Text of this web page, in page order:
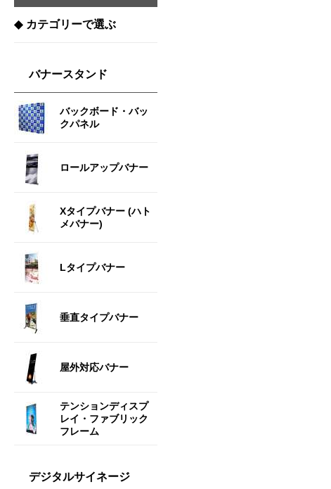
◆ カテゴリーで選ぶ
バナースタンド
バックボード・バッ
クパネル
ロールアップバナー
Xタイプバナー (ハト
メバナー)
Lタイプバナー
垂直タイプバナー
屋外対応バナー
テンションディスプ
レイ・ファブリック
フレーム
デジタルサイネージ